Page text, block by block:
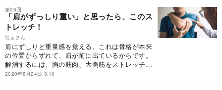
公開！
第23回
「肩がずっしり重い」と思ったら、このス
トレッチ！
なぁさん
肩にずしりと重量感を覚える。これは骨格が本来
の位置からずれて、肩が前に出ているからです。
解消するには、胸の筋肉、大胸筋をストレッチし
ましょう！
2020年8月24日 3:10